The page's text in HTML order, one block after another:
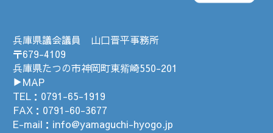
兵庫県議会議員 山口晋平事務所
〒679-4109
兵庫県たつの市神岡町東觜崎550-201
▶MAP
TEL： 0791-65-1919
FAX：0791-60-3677
E-mail： info@yamaguchi-hyogo.jp